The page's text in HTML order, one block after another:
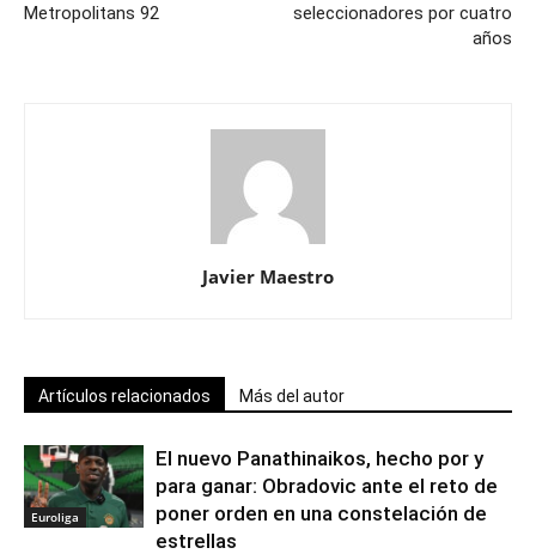
Metropolitans 92
seleccionadores por cuatro
años
Javier Maestro
Artículos relacionados Más del autor
Euroliga
El nuevo Panathinaikos, hecho por y
para ganar: Obradovic ante el reto de
poner orden en una constelación de
estrellas